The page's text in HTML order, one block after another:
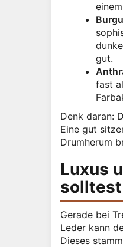
einem
gut.
fast
Denk daran:
Eine gut
Drumherum
Luxus
solltest
Gerade bei
Leder kann
Dieses